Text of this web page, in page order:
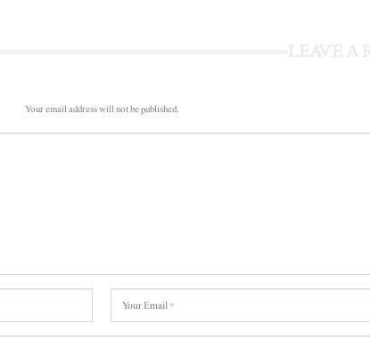
Your email address will not be published.